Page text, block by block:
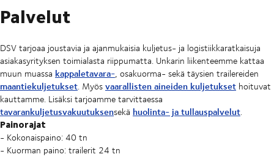
Palvelut
DSV tarjoaa joustavia ja ajanmukaisia kuljetus- ja logistiikkaratkaisuja
asiakasyrityksen toimialasta riippumatta. Unkarin liikenteemme kattaa
muun muassa kappaletavara-, osakuorma- sekä täysien trailereiden
maantiekuljetukset. Myösvaarallisten aineiden kuljetukset hoituvat
kauttamme. Lisäksi tarjoamme tarvittaessa
tavarankuljetusvakuutuksensekä huolinta- ja tullauspalvelut.
Painorajat
- Kokonaispaino: 40 tn
- Kuorman paino: trailerit 24 tn